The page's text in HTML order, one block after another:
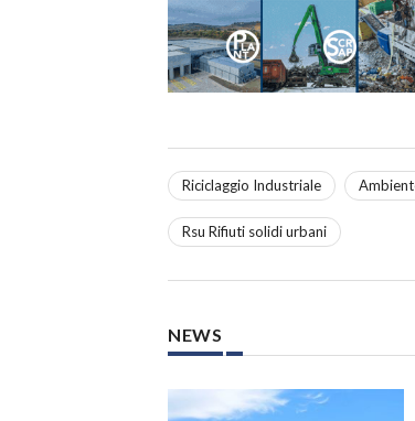
Riciclaggio Industriale
Rsu Rifiuti solidi urbani
NEWS